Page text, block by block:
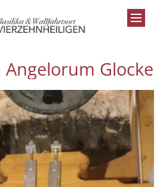
Glocke